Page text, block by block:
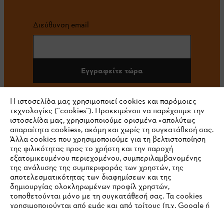
Διεύθυνση email
Εγγραφείτε τώρα
#STIHL
Εταιρεία
Η ιστοσελίδα μας χρησιμοποιεί cookies και παρόμοιες
τεχνολογίες (“cookies”). Προκειμένου να παρέχουμε την
ιστοσελίδα μας, χρησιμοποιούμε ορισμένα «απολύτως
απαραίτητα cookies», ακόμη και χωρίς τη συγκατάθεσή σας.
Άλλα cookies που χρησιμοποιούμε για τη βελτιστοποίηση
της φιλικότητας προς το χρήστη και την παροχή
εξατομικευμένου περιεχομένου, συμπεριλαμβανομένης
της ανάλυσης της συμπεριφοράς των χρηστών, της
αποτελεσματικότητας των διαφημίσεων και της
δημιουργίας ολοκληρωμένων προφίλ χρηστών,
τοποθετούνται μόνο με τη συγκατάθεσή σας. Τα cookies